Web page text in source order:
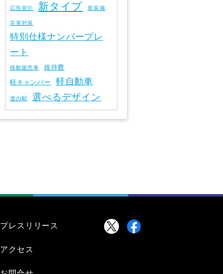
広告宣伝 新タイプ 新装備
災害対策
特別仕様ナンバープレ
ート
移動販売車
維持費
軽キャンパー
軽自動車
道の駅 選べるデザイン
プレスリリース
アクセス